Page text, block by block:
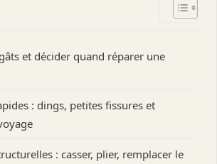
et décider quand réparer une
: dings, petites fissures et
: casser, plier, remplacer le